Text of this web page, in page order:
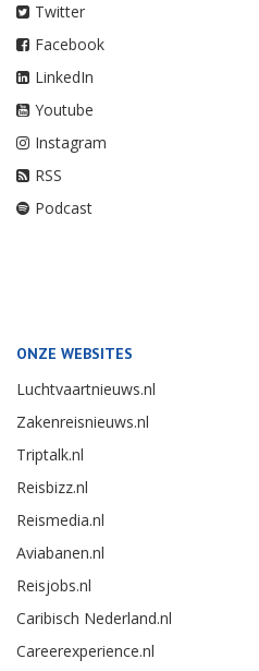
Twitter
Facebook
LinkedIn
Youtube
Instagram
RSS
Podcast
ONZE WEBSITES
Luchtvaartnieuws.nl
Zakenreisnieuws.nl
Triptalk.nl
Reisbizz.nl
Reismedia.nl
Aviabanen.nl
Reisjobs.nl
Caribisch Nederland.nl
Careerexperience.nl